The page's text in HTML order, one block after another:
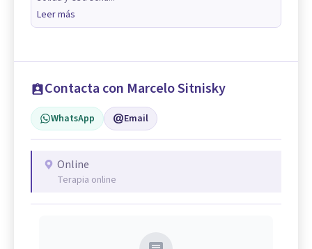
Leer más
Contacta con Marcelo Sitnisky
WhatsApp Email
Online
Terapia online